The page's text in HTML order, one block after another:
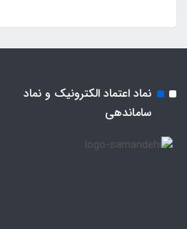
نماد اعتماد الکترونیک و نماد
ساماندهی